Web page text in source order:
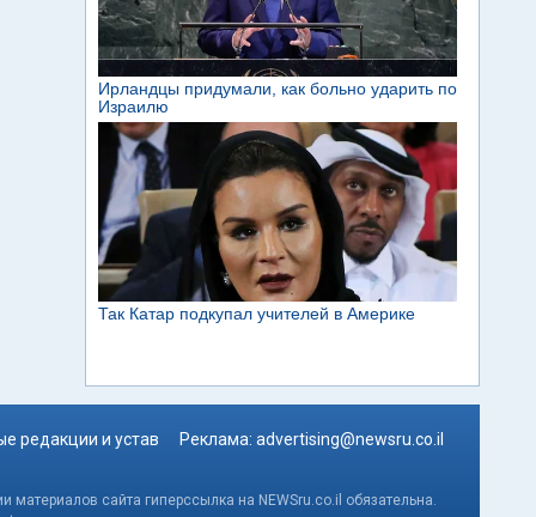
редакции и устав Реклама: advertising@newsru.co.il
сайта гиперссылка на NEWSru.co.il обязательна.